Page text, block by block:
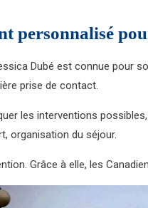
personnalisé
Dubé est connue
prise de contact.
les interventions
organisation du séjour.
Grâce à elle, les